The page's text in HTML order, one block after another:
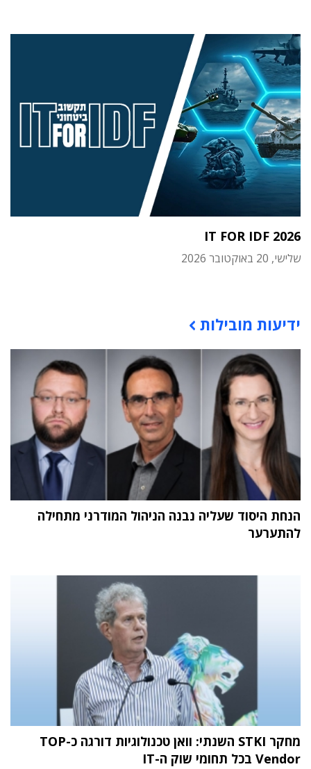
IT FOR IDF 2026
שלישי, 20 באוקטובר 2026
ידיעות מובילות
הנחת היסוד שעליה נבנה הניהול המודרני מתחילה
להתערער
מחקר STKI השנתי: וואן טכנולוגיות דורגה כ-TOP
Vendor בכל תחומי שוק ה-IT